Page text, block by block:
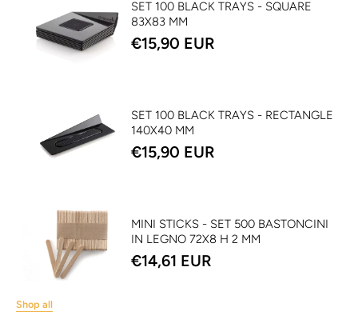
SET 100 BLACK TRAYS - SQUARE
83X83 MM
€15,90 EUR
SET 100 BLACK TRAYS - RECTANGLE
140X40 MM
€15,90 EUR
MINI STICKS - SET 500 BASTONCINI
IN LEGNO 72X8 H 2 MM
€14,61 EUR
Shop all